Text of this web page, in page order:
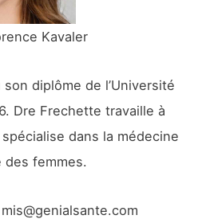
Kavaler
diplôme de l’Université
Dre Frechette travaille à
dans la médecine
des femmes.